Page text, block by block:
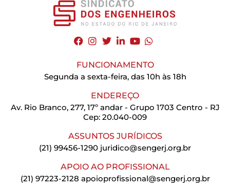
FUNCIONAMENTO
Segunda a sexta-feira, das 10h às 18h
ENDEREÇO
Av. Rio Branco, 277, 17º andar - Grupo 1703 Centro - RJ
Cep: 20.040-009
ASSUNTOS JURÍDICOS
(21) 99456-1290 juridico@sengerj.org.br
APOIO AO PROFISSIONAL
(21) 97223-2128 apoioprofissional@sengerj.org.br